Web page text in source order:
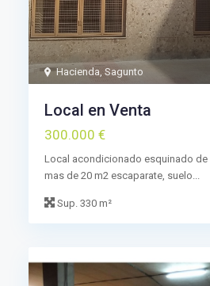
Hacienda, Sagunto
Local en Venta
300.000 €
Local acondicionado esquinado de
mas de 20 m2 escaparate, suelo...
Sup. 330 m²